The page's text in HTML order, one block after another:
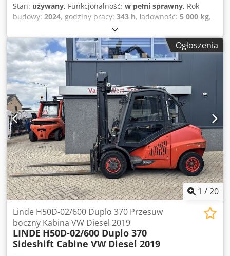
Stan: używany, Funkcjonalność: w pełni sprawny, Rok
budowy: 2024, godziny pracy: 343 h, ładowność: 5 000 kg,
4 760 mm
typ masztu:triplex, typ napędu:Diesel, Wózek widłowy z
silnikiem wysokoprężnym Typ masztu: Triplex Stan: gotowy
do użycia i w pełni funkcjonalny Stan techniczny: bardzo
dobry Dwsdpfxjznpkxe Adkoa 3. zawór, 4. zawór,
ogrzewanie, pełna kabina,
Ogłoszenia
1 /20
Linde H50D-02/600 Duplo 370 Przesuw
boczny Kabina VW Diesel 2019
LINDE H50D-02/600 Duplo 370
Sideshift Cabine VW Diesel 2019